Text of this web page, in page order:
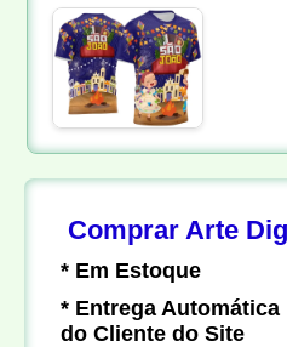
Comprar Arte
* Em Estoque
* Entrega
do Cliente do Site